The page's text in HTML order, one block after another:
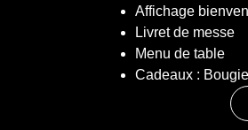
Affichage
Livret de messe
Menu de table
Cadeaux :